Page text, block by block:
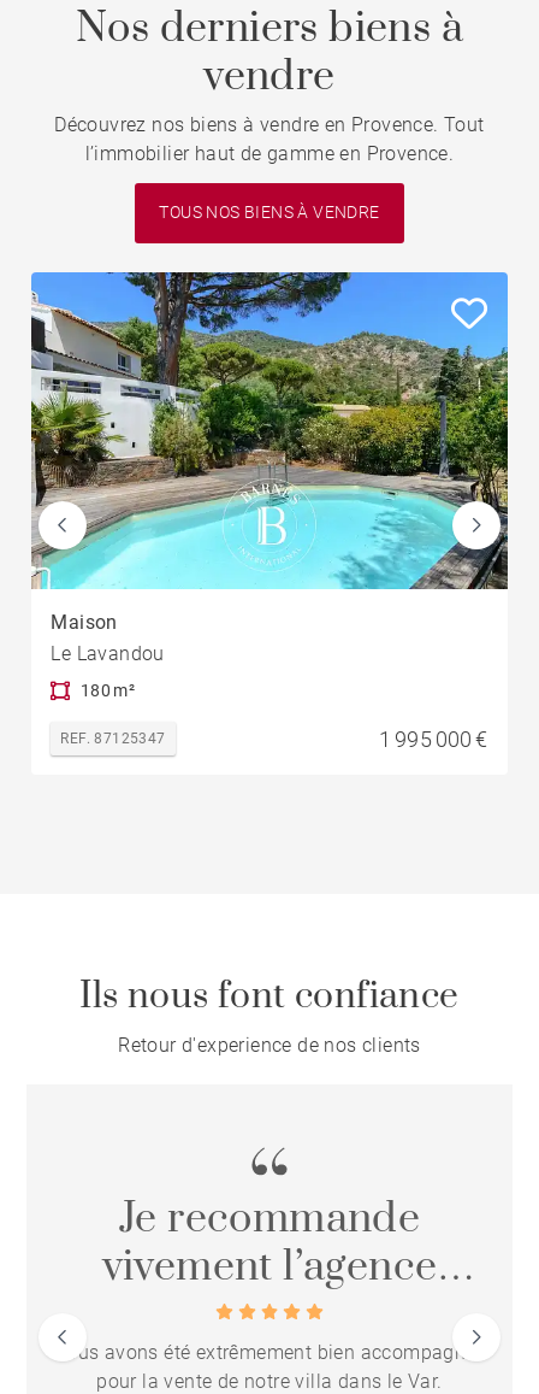
Nos derniers biens à
vendre
Découvrez nos biens à vendre en Provence. Tout
l’immobilier haut de gamme en Provence.
TOUS NOS BIENS À VENDRE
Maison
Le Lavandou
180 m²
REF. 87125347 1 995 000 €
Ils nous font confiance
Retour d'experience de nos clients
Je recommande
vivement l’agence
Barnes Le Lavandou
Nous avons été extrêmement bien accompagnés
pour la vente de notre villa dans le Var.